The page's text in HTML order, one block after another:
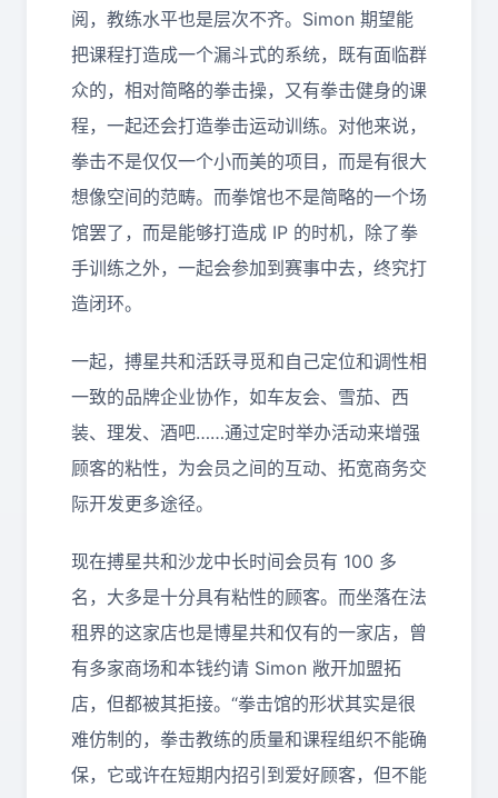
阅，教练水平也是层次不齐。Simon 期望能
把课程打造成一个漏斗式的系统，既有面临群
众的，相对简略的拳击操，又有拳击健身的课
程，一起还会打造拳击运动训练。对他来说，
拳击不是仅仅一个小而美的项目，而是有很大
想像空间的范畴。而拳馆也不是简略的一个场
馆罢了，而是能够打造成 IP 的时机，除了拳
手训练之外，一起会参加到赛事中去，终究打
造闭环。
一起，搏星共和活跃寻觅和自己定位和调性相
一致的品牌企业协作，如车友会、雪茄、西
装、理发、酒吧……通过定时举办活动来增强
顾客的粘性，为会员之间的互动、拓宽商务交
际开发更多途径。
现在搏星共和沙龙中长时间会员有 100 多
名，大多是十分具有粘性的顾客。而坐落在法
租界的这家店也是博星共和仅有的一家店，曾
有多家商场和本钱约请 Simon 敞开加盟拓
店，但都被其拒接。“拳击馆的形状其实是很
难仿制的，拳击教练的质量和课程组织不能确
保，它或许在短期内招引到爱好顾客，但不能